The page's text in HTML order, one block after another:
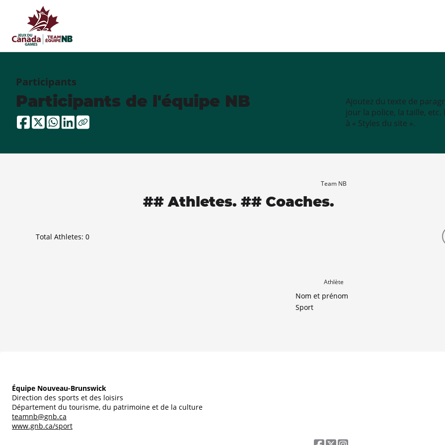
Participants
Participants de l'équipe NB
Ajoutez du texte de
jour la police, la taille,
à « Styles du site ».
Team NB
## Athletes. ## Coaches.
Total Athletes: 0
Athlète
Nom et prénom
Sport
Équipe Nouveau-Brunswick
Direction des sports et des loisirs
Département du tourisme, du patrimoine et de la culture
teamnb@gnb.ca
www.gnb.ca/sport